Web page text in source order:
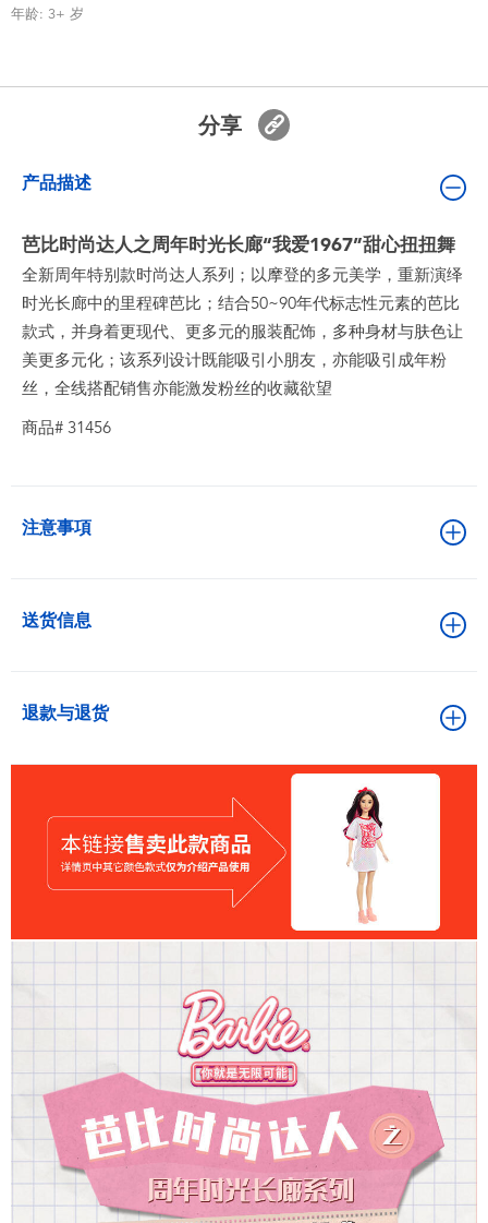
夏日
玩具促销
玩具清货
年龄: 3+ 岁
分享
产品描述
芭比时尚达人之周年时光长廊“我爱1967”甜心扭扭舞
全新周年特别款时尚达人系列；以摩登的多元美学，重新演绎
时光长廊中的里程碑芭比；结合50~90年代标志性元素的芭比
款式，并身着更现代、更多元的服装配饰，多种身材与肤色让
美更多元化；该系列设计既能吸引小朋友，亦能吸引成年粉
丝，全线搭配销售亦能激发粉丝的收藏欲望
商品# 31456
注意事項
送货信息
退款与退货